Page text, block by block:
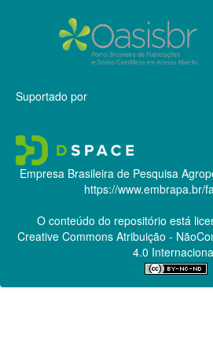
Suportado por
Empresa Brasileira de Pesquisa
https://www.embrapa.br/
O conteúdo do repositório está
Creative CommonsAtribuição -
4.0